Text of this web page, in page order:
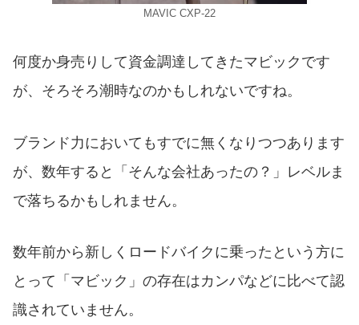
MAVIC CXP-22
何度か身売りして資金調達してきたマビックです
が、そろそろ潮時なのかもしれないですね。
ブランド力においてもすでに無くなりつつあります
が、数年すると「そんな会社あったの？」レベルま
で落ちるかもしれません。
数年前から新しくロードバイクに乗ったという方に
とって「マビック」の存在はカンパなどに比べて認
識されていません。